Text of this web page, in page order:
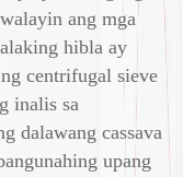
ang mga
hibla ay
centrifugal sieve
inalis sa
dalawang cassava
upang